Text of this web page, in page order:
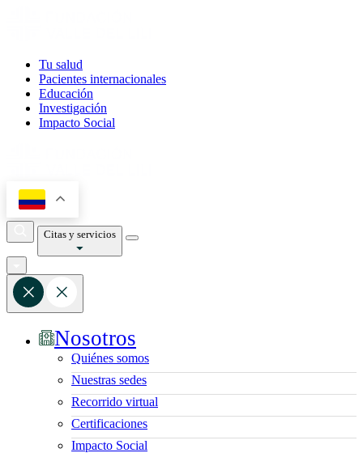
Tu salud
Pacientes internacionales
Educación
Investigación
Impacto Social
Citas y servicios
Nosotros
Quiénes somos
Nuestras sedes
Recorrido virtual
Certificaciones
Impacto Social